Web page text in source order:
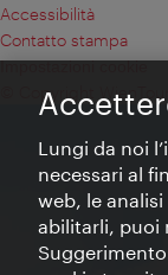
Accessibilità
Contatto stampa
Impostazioni cookie
© Copyright
Lungi da noi
necessari al
web, le
abilitarli, puoi